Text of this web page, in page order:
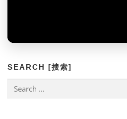
SEARCH [搜索]
for: